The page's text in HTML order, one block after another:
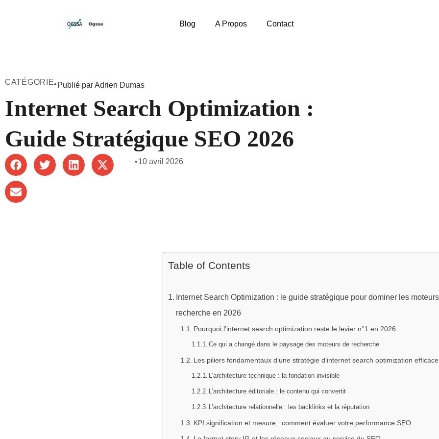
Blog A Propos Contact
CATÉGORIE• Publié par Adrien Dumas
Internet Search Optimization :
Guide Stratégique SEO 2026
•10 avril 2026
Table of Contents
Internet Search Optimization : le guide stratégique pour dominer les
recherche en 2026
Pourquoi l’internet search optimization reste le levier n°1 en 2026
Ce qui a changé dans le paysage des moteurs de recherche
Les piliers fondamentaux d’une stratégie d’internet search optimization efficace
L’architecture technique : la fondation invisible
L’architecture éditoriale : le contenu qui convertit
L’architecture relationnelle : les backlinks et la réputation
KPI signification et mesure : comment évaluer votre performance SEO